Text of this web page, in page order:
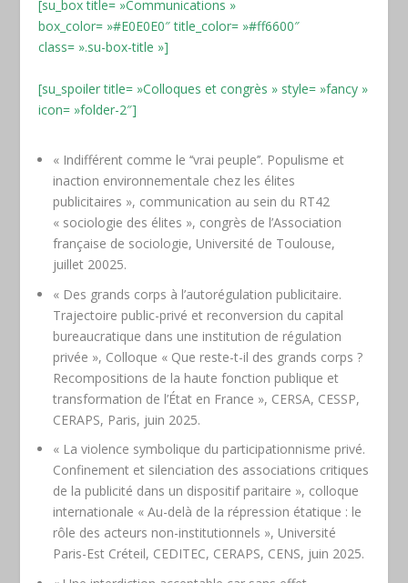
[su_box title= »Communications »
box_color= »#E0E0E0″ title_color= »#ff6600″
class= ».su-box-title »]
[su_spoiler title= »Colloques et congrès » style= »fancy »
icon= »folder-2″]
« Indifférent comme le ‘‘vrai peuple’’. Populisme et
inaction environnementale chez les élites
publicitaires », communication au sein du RT42
« sociologie des élites », congrès de l’Association
française de sociologie, Université de Toulouse,
juillet 20025.
« Des grands corps à l’autorégulation publicitaire.
Trajectoire public-privé et reconversion du capital
bureaucratique dans une institution de régulation
privée », Colloque « Que reste-t-il des grands corps ?
Recompositions de la haute fonction publique et
transformation de l’État en France », CERSA, CESSP,
CERAPS, Paris, juin 2025.
« La violence symbolique du participationnisme privé.
Confinement et silenciation des associations critiques
de la publicité dans un dispositif paritaire », colloque
internationale « Au-delà de la répression étatique : le
rôle des acteurs non-institutionnels », Université
Paris-Est Créteil, CEDITEC, CERAPS, CENS, juin 2025.